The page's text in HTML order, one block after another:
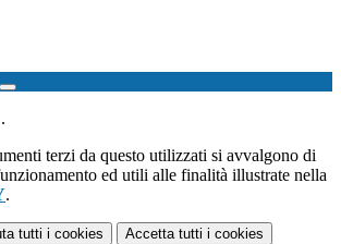
terzi da questo utilizzati si avvalgono di
ed utili alle finalità illustrate nella
.
tutti i cookies Accetta tutti i cookies